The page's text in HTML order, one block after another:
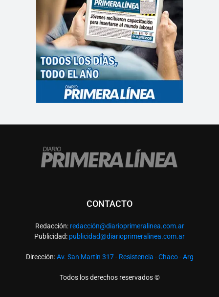
CONTACTO
Redacción: redacción@diarioprimeralinea.com.ar
Publicidad: publicidad@diarioprimeralinea.com.ar
Dirección:Av. San Martín 317 - Resistencia - Chaco - Arg
Todos los derechos reservados ©